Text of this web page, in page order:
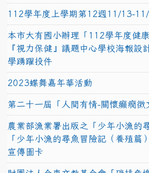
112學年度上學期第12週11/13-
本市大有國小辦理「112學年度健
『視力保健』議題中心學校海報設
學踴躍投件
2023蝶舞嘉年華活動
第二十一屆「人間有情-關懷癲癇徵
農業部漁業署出版之「少年小漁的
「少年小漁的尋魚冒險記（養殖篇
宣傳圖卡